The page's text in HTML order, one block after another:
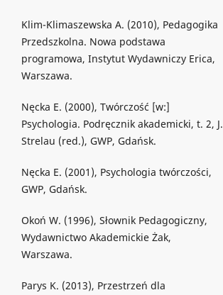
Klim-Klimaszewska A. (2010), Pedagogika
Przedszkolna. Nowa podstawa
programowa, Instytut Wydawniczy Erica,
Warszawa.
Nęcka E. (2000), Twórczość [w:]
Psychologia. Podręcznik akademicki, t. 2, J.
Strelau (red.), GWP, Gdańsk.
Nęcka E. (2001), Psychologia twórczości,
GWP, Gdańsk.
Okoń W. (1996), Słownik Pedagogiczny,
Wydawnictwo Akademickie Żak,
Warszawa.
Parys K. (2013), Przestrzeń dla